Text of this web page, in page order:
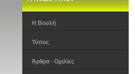
Η Βουλή
Τύπος
Άρθρα - Ομιλίες